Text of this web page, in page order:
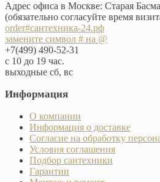
Адрес офиса в Москве: Старая
(обязательно согласуйте время
order#сантехника-24.рф
замените символ # на @
+7(499) 490-52-31
с 10 до 19 час.
выходные сб, вс
Информация
О компании
Информация о доставке
Согласие на обработку
Условия соглашения
Подбор сантехники
Гарантии